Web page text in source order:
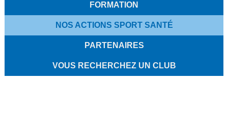
FORMATION
NOS ACTIONS SPORT SANTÉ
PARTENAIRES
VOUS RECHERCHEZ UN CLUB